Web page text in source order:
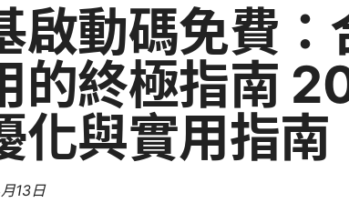
啟動碼免費：
的終極指南
化與實用指南
13日